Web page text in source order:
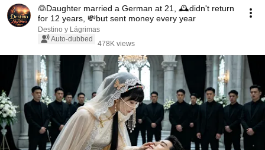
👰Daughter married a German at 21, 🕰️didn't return
for 12 years, 💸but sent money every year
Destino y Lágrimas
Auto-dubbed
478K views